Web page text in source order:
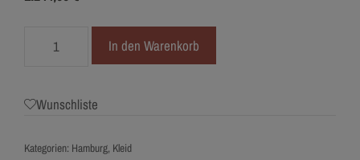
Menge
In den Warenkorb
Wunschliste
Kategorien: Hamburg, Kleid